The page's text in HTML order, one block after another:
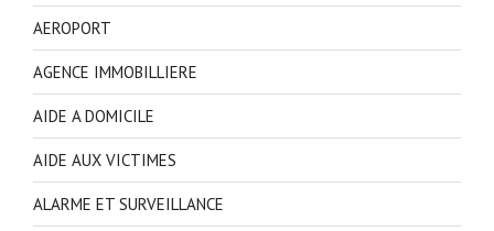
AEROPORT
AGENCE IMMOBILLIERE
AIDE A DOMICILE
AIDE AUX VICTIMES
ALARME ET SURVEILLANCE